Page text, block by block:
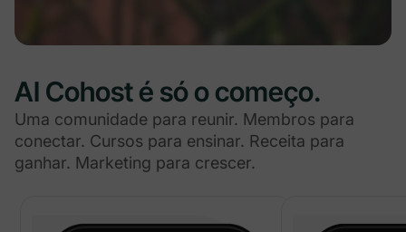
AI Cohost é só o começo.
Uma comunidade para reunir. Membros para
conectar. Cursos para ensinar. Receita para
ganhar. Marketing para crescer.